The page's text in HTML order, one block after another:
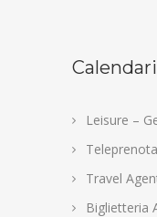
Leisure –
Travel
Biglietteria